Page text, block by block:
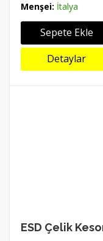
Menşei: İtalya
Sepete Ekle
Detaylar
ESD Çelik